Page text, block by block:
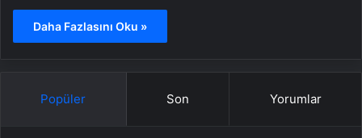
Daha Fazlasını Oku »
Popüler Son Yorumlar